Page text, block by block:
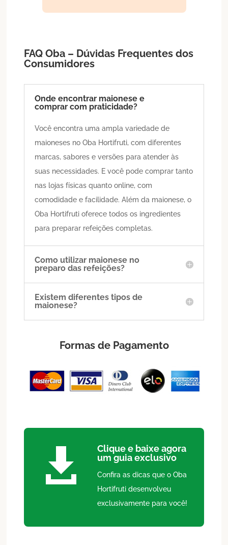
FAQ Oba – Dúvidas Frequentes dos
Consumidores
Onde encontrar maionese e
comprar com praticidade?
Você encontra uma ampla variedade de
maioneses no Oba Hortifruti, com diferentes
marcas, sabores e versões para atender às
suas necessidades. E você pode comprar tanto
nas lojas físicas quanto online, com
comodidade e facilidade. Além da maionese, o
Oba Hortifruti oferece todos os ingredientes
para preparar refeições completas.
Como utilizar maionese no
preparo das refeições?
Existem diferentes tipos de
maionese?
Formas de Pagamento

Clique e baixe agora
um guia exclusivo
Confira as dicas que o Oba
Hortifruti desenvolveu
exclusivamente para você!